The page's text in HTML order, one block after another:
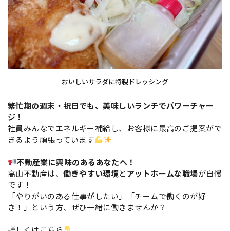
おいしいサラダに特製ドレッシング
繁忙期の週末・祝日でも、美味しいランチでパワーチャー
ジ！
社員みんなでエネルギー補給し、お客様に最高のご提案がで
きるよう頑張っています
不動産業に興味のあるあなたへ！
高山不動産は、働きやすい環境とアットホームな職場が自慢
です！
「やりがいのある仕事がしたい」「チームで働くのが好
き！」という方、ぜひ一緒に働きませんか？